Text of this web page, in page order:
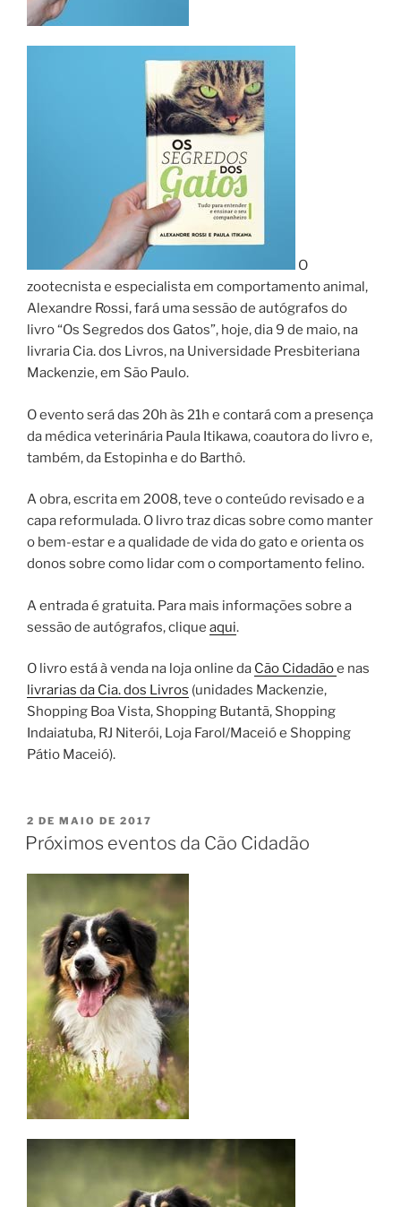
O
zootecnista e especialista em comportamento animal,
Alexandre Rossi, fará uma sessão de autógrafos do
livro “Os Segredos dos Gatos”, hoje, dia 9 de maio, na
livraria Cia. dos Livros, na Universidade Presbiteriana
Mackenzie, em São Paulo.
O evento será das 20h às 21h e contará com a presença
da médica veterinária Paula Itikawa, coautora do livro e,
também, da Estopinha e do Barthô.
A obra, escrita em 2008, teve o conteúdo revisado e a
capa reformulada. O livro traz dicas sobre como manter
o bem-estar e a qualidade de vida do gato e orienta os
donos sobre como lidar com o comportamento felino.
A entrada é gratuita. Para mais informações sobre a
sessão de autógrafos, clique aqui.
O livro está à venda na loja online da Cão Cidadãoe nas
livrarias da Cia. dos Livros (unidades Mackenzie,
Shopping Boa Vista, Shopping Butantã, Shopping
Indaiatuba, RJ Niterói, Loja Farol/Maceió e Shopping
Pátio Maceió).
2 DE MAIO DE 2017
Próximos eventos da Cão Cidadão